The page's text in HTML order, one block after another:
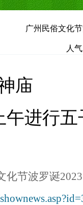
广州民俗文化
人
庙
进行
化节波罗诞